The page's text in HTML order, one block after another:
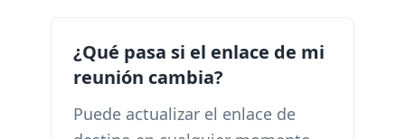
¿Qué pasa si el enlace de mi
reunión cambia?
Puede actualizar el enlace de